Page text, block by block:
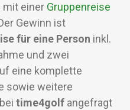
mit einer Gruppenreise
Gewinn ist
für eine Person inkl.
und zwei
eine komplette
sowie weitere
time4golf angefragt